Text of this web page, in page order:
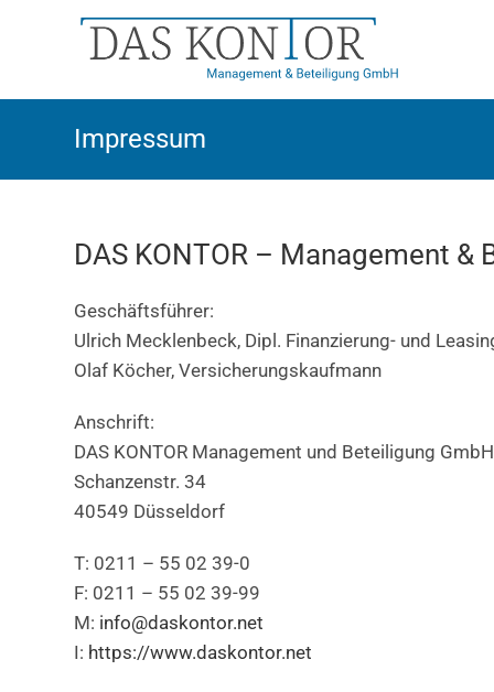
Impressum
DAS KONTOR – Management &
Geschäftsführer:
Ulrich Mecklenbeck, Dipl. Finanzierung- und
Olaf Köcher, Versicherungskaufmann
Anschrift:
DAS KONTOR Management und Beteiligung GmbH
Schanzenstr. 34
40549 Düsseldorf
T: 0211 – 55 02 39-0
F: 0211 – 55 02 39-99
M: info@daskontor.net
I: https://www.daskontor.net